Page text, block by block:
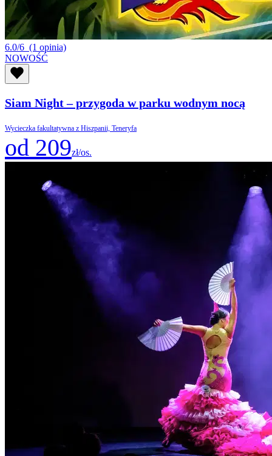
6.0/6 (1 opinia)
NOWOŚĆ
Siam Night – przygoda w parku wodnym nocą
Wycieczka fakultatywna z Hiszpanii, Teneryfa
od 209zł/os.